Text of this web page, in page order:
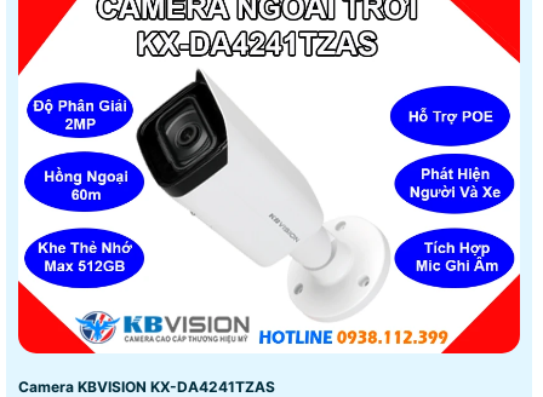
Camera KBVISION KX-DA4241TZAS